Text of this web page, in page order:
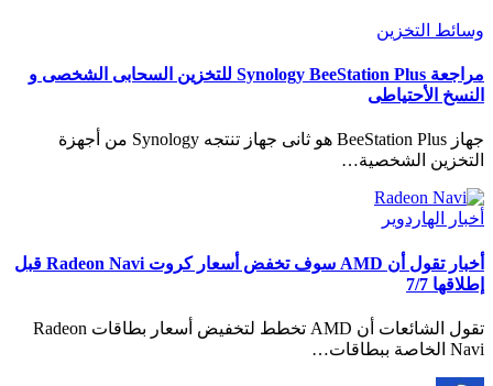
وسائط التخزين
مراجعة Synology BeeStation Plus للتخزين السحابى الشخصى و
النسخ الأحتياطى
جهاز BeeStation Plus هو ثانى جهاز تنتجه Synology من أجهزة
التخزين الشخصية…
أخبار الهاردوير
أخبار تقول أن AMD سوف تخفض أسعار كروت Radeon Navi قبل
إطلاقها 7/7
تقول الشائعات أن AMD تخطط لتخفيض أسعار بطاقات Radeon
Navi الخاصة ببطاقات…